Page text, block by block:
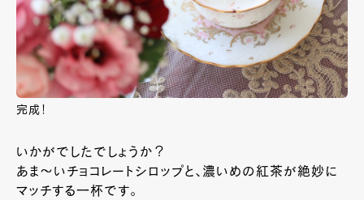
完成！
いかがでしたでしょうか？
あま～いチョコレートシロップと、濃いめの紅茶が絶妙に
マッチする一杯です。